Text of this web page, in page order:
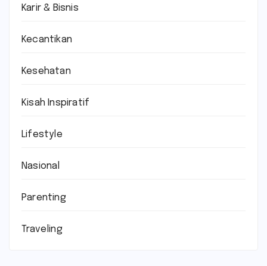
Karir & Bisnis
Kecantikan
Kesehatan
Kisah Inspiratif
Lifestyle
Nasional
Parenting
Traveling